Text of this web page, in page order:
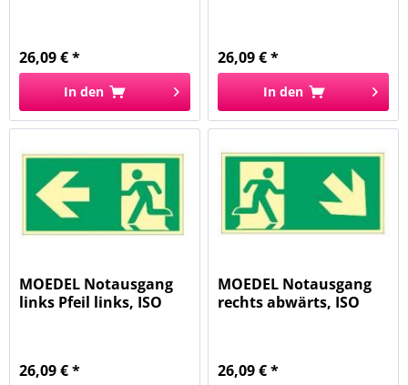
26,09 € *
In den
26,09 € *
In den
MOEDEL Notausgang
links Pfeil links, ISO
26,09 € *
MOEDEL Notausgang
rechts abwärts, ISO
26,09 € *